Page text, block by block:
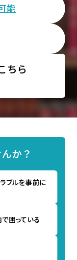
能
ちら
か？
ブルを事前に
困っている